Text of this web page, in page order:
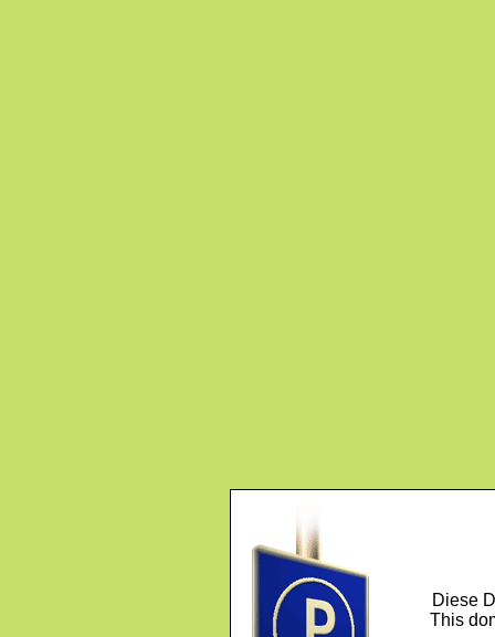
Diese
This